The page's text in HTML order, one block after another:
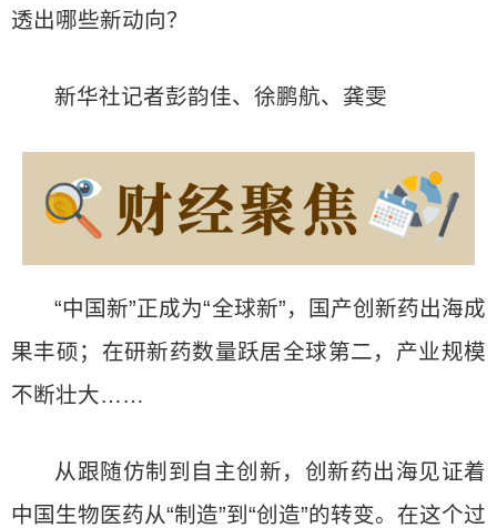
透出哪些新动向？
新华社记者彭韵佳、徐鹏航、龚雯
“中国新”正成为“全球新”，国产创新药出海成
果丰硕；在研新药数量跃居全球第二，产业规模
不断壮大……
从跟随仿制到自主创新，创新药出海见证着
中国生物医药从“制造”到“创造”的转变。在这个过